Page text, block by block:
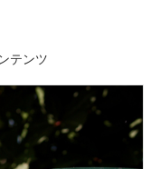
テンツ